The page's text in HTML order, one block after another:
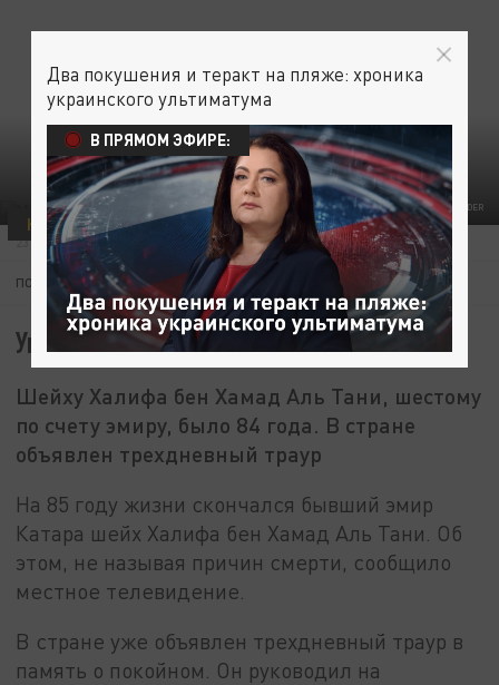
ФОТО - EPA/ALI HAIDER
КАТАР МЕЖДУНАРОДНАЯ ПОЛИТИКА
23 ОКТЯБРЯ 23:04
ПОДПИШИТЕСЬ:
Умер бывший эмир Катара
Шейху Халифа бен Хамад Аль Тани, шестому
по счету эмиру, было 84 года. В стране
объявлен трехдневный траур
На 85 году жизни скончался бывший эмир
Катара шейх Халифа бен Хамад Аль Тани. Об
этом, не называя причин смерти, сообщило
местное телевидение.
В стране уже объявлен трехдневный траур в
память о покойном. Он руководил на
Два покушения и теракт на пляже: хроника
украинского ультиматума
В ПРЯМОМ ЭФИРЕ: